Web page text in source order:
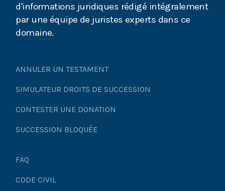
Comment repérer une donation déguisée ?
Le règlement d’une succession
Succession : qu’est-ce qu’un acte de notoriété ?
Succession : mandat successoral, mode d’emploi
Personne absente ou disparue : quid de la
d'informations juridiques rédigé intégralement
par une équipe de juristes experts dans ce
domaine.
ANNULER UN TESTAMENT
SIMULATEUR DROITS DE SUCCESSION
CONTESTER UNE DONATION
SUCCESSION BLOQUÉE
FAQ
CODE CIVIL